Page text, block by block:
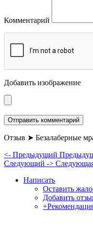
Комментарий
Добавить изображение
Отзыв ➤ Безалаберные
<- Предыдущий
Следующий ->
Написать
Оставить
Добавить